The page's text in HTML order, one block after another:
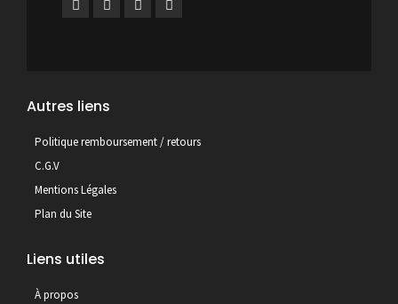
Autres liens
Politique remboursement / retours
C.G.V
Mentions Légales
Plan du Site
Liens utiles
À propos